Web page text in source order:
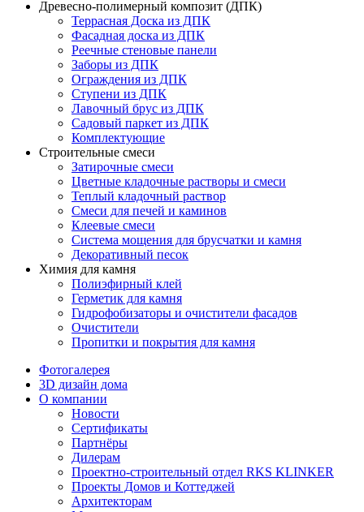
Древесно-полимерный композит (ДПК)
Террасная Доска из ДПК
Фасадная доска из ДПК
Реечные стеновые панели
Заборы из ДПК
Ограждения из ДПК
Ступени из ДПК
Лавочный брус из ДПК
Садовый паркет из ДПК
Комплектующие
Строительные смеси
Затирочные смеси
Цветные кладочные растворы и смеси
Теплый кладочный раствор
Смеси для печей и каминов
Клеевые смеси
Система мощения для брусчатки и камня
Декоративный песок
Химия для камня
Полиэфирный клей
Герметик для камня
Гидрофобизаторы и очистители фасадов
Очистители
Пропитки и покрытия для камня
Фотогалерея
3D дизайн дома
О компании
Новости
Сертификаты
Партнёры
Дилерам
Проектно-строительный отдел RKS KLINKER
Проекты Домов и Коттеджей
Архитекторам